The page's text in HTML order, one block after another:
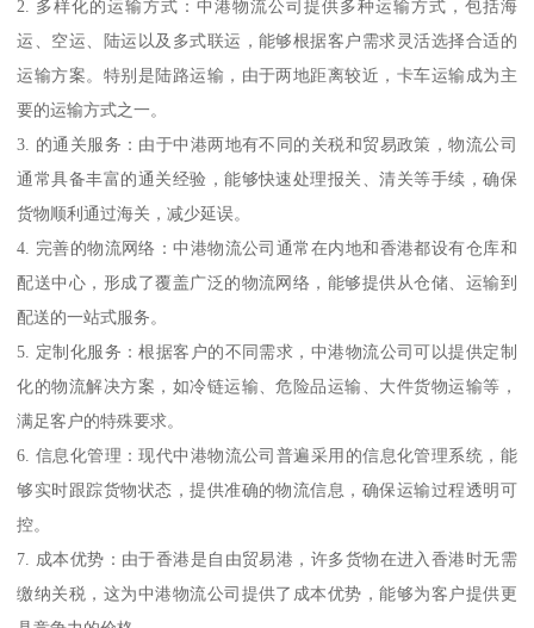
2. 多样化的运输方式：中港物流公司提供多种运输方式，包括海
运、空运、陆运以及多式联运，能够根据客户需求灵活选择合适的
运输方案。特别是陆路运输，由于两地距离较近，卡车运输成为主
要的运输方式之一。
3. 的通关服务：由于中港两地有不同的关税和贸易政策，物流公司
通常具备丰富的通关经验，能够快速处理报关、清关等手续，确保
货物顺利通过海关，减少延误。
4. 完善的物流网络：中港物流公司通常在内地和香港都设有仓库和
配送中心，形成了覆盖广泛的物流网络，能够提供从仓储、运输到
配送的一站式服务。
5. 定制化服务：根据客户的不同需求，中港物流公司可以提供定制
化的物流解决方案，如冷链运输、危险品运输、大件货物运输等，
满足客户的特殊要求。
6. 信息化管理：现代中港物流公司普遍采用的信息化管理系统，能
够实时跟踪货物状态，提供准确的物流信息，确保运输过程透明可
控。
7. 成本优势：由于香港是自由贸易港，许多货物在进入香港时无需
缴纳关税，这为中港物流公司提供了成本优势，能够为客户提供更